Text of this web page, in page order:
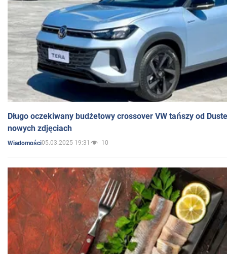
Długo oczekiwany budżetowy crossover VW tańszy od
nowych zdjęciach
Wiadomości05.03.2025 19:31 10